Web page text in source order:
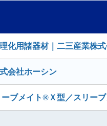
化用諸器材｜二三産業株
会社ホーシン
ブメイト®Ｘ型／スリー